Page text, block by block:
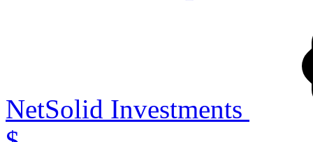
NetSolid Investments